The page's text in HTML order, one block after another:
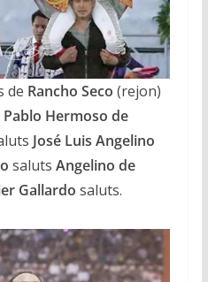
de Rancho Seco (rejon)
Pablo Hermoso de
José Luis Angelino
saluts Angelino de
Gallardo saluts.